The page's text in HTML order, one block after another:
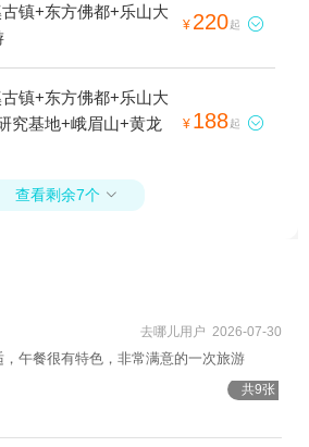
古镇+东方佛都+乐山大
¥ 220起 
古镇+东方佛都+乐山大
究基地+峨眉山+黄龙
¥ 188起 
查看剩余7个 
去哪儿用户 2026-07-30
午餐很有特色，非常满意的一次旅游
共9张